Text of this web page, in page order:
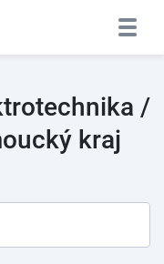
/
kraj